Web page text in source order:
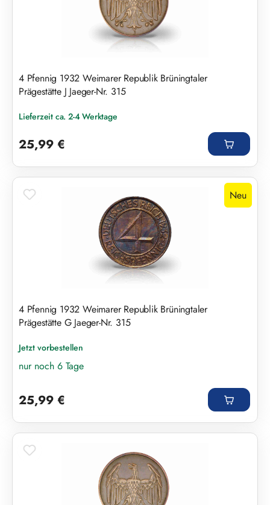
4 Pfennig 1932 Weimarer Republik Brüningtaler
Prägestätte J Jaeger-Nr. 315
Lieferzeit ca. 2-4 Werktage
25,99 €
Neu
4 Pfennig 1932 Weimarer Republik Brüningtaler
Prägestätte G Jaeger-Nr. 315
Jetzt vorbestellen
nur noch 6 Tage
25,99 €